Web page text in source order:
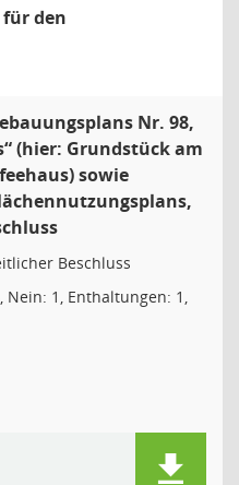
den
Nr. 98,
(hier: Grundstück am
sowie
Beschluss
Nein: 1, Enthaltungen: 1,